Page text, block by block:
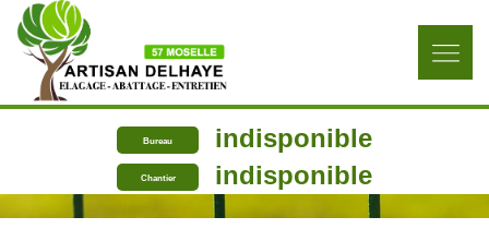
Bureau indisponible
Chantier indisponible